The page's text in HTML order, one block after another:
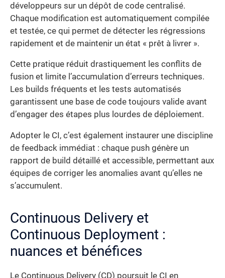
développeurs sur un dépôt de code centralisé.
Chaque modification est automatiquement compilée
et testée, ce qui permet de détecter les régressions
rapidement et de maintenir un état « prêt à livrer ».
Cette pratique réduit drastiquement les conflits de
fusion et limite l’accumulation d’erreurs techniques.
Les builds fréquents et les tests automatisés
garantissent une base de code toujours valide avant
d’engager des étapes plus lourdes de déploiement.
Adopter le CI, c’est également instaurer une discipline
de feedback immédiat : chaque push génère un
rapport de build détaillé et accessible, permettant aux
équipes de corriger les anomalies avant qu’elles ne
s’accumulent.
Continuous Delivery et
Continuous Deployment :
nuances et bénéfices
Le Continuous Delivery (CD) poursuit le CI en